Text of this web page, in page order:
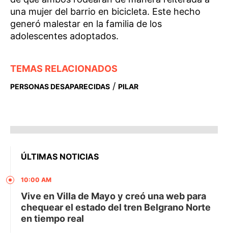
una mujer del barrio en bicicleta. Este hecho
generó malestar en la familia de los
adolescentes adoptados.
TEMAS RELACIONADOS
PERSONAS DESAPARECIDAS / PILAR
ÚLTIMAS NOTICIAS
10:00 AM
Vive en Villa de Mayo y creó una web para
chequear el estado del tren Belgrano Norte
en tiempo real